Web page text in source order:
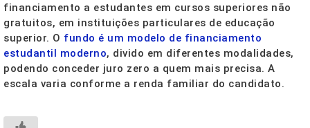
financiamento a estudantes em cursos superiores não
gratuitos, em instituições particulares de educação
superior. O fundo é um modelo de financiamento
estudantil moderno, divido em diferentes modalidades,
podendo conceder juro zero a quem mais precisa. A
escala varia conforme a renda familiar do candidato.